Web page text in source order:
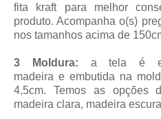
fita kraft para melhor
produto. Acompanha o(s)
nos tamanhos acima de
3 Moldura:
a tela é
madeira e embutida na
4,5cm. Temos as opções
madeira clara, madeira